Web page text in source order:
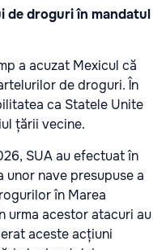
de droguri în mandatul
a acuzat Mexicul că
de droguri. În
ca Statele Unite
țării vecine.
SUA au efectuat în
nave presupuse a
în Marea
urma acestor atacuri au
aceste acțiuni